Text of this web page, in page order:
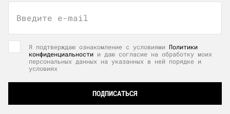
Введите e-mail
Я подтверждаю ознакомление с условиями Политики
конфиденциальности и даю согласие на обработку моих
персональных данных на указанных в ней порядке и
условиях
ПОДПИСАТЬСЯ